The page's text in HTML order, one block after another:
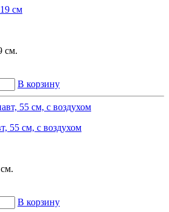
см
см.
В корзину
55 см, с воздухом
В корзину